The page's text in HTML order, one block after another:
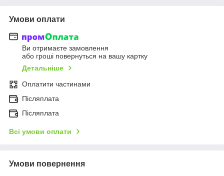
Умови оплати
Ви отримаєте замовлення
або гроші повернуться на вашу картку
Детальніше
Оплатити частинами
Післяплата
Післяплата
Всі умови оплати
Умови повернення